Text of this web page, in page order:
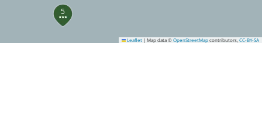
5
Leaflet | Map data © OpenStreetMap contributors, CC-BY-SA